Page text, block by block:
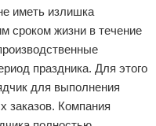
иметь излишка
сроком жизни в течение
праздника. Для этого
для выполнения
заказов. Компания